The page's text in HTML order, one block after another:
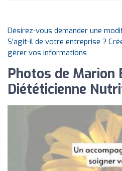
Désirez-vous demander une
S'agit-il de votre entreprise ?
gérer vos informations
Photos de Marion
Diététicienne